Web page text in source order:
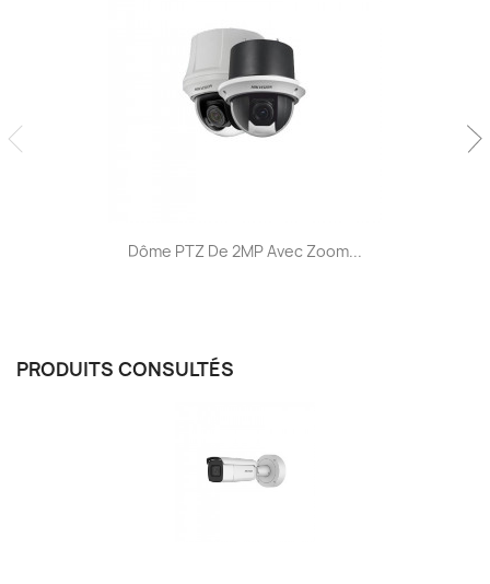
Dôme PTZ De 2MP Avec Zoom...
PRODUITS CONSULTÉS